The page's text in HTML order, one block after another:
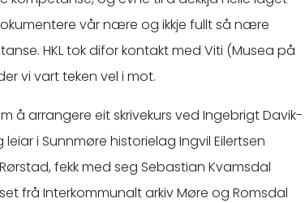
vår nære og ikkje fullt så nære
HKL tok difor kontakt med Viti (Musea på
vi vart teken vel i mot.
å arrangere eit skrivekurs ved Ingebrigt Davik-
i Sunnmøre historielag Ingvil Eilertsen
fekk med seg Sebastian Kvamsdal
frå Interkommunalt arkiv Møre og Romsdal